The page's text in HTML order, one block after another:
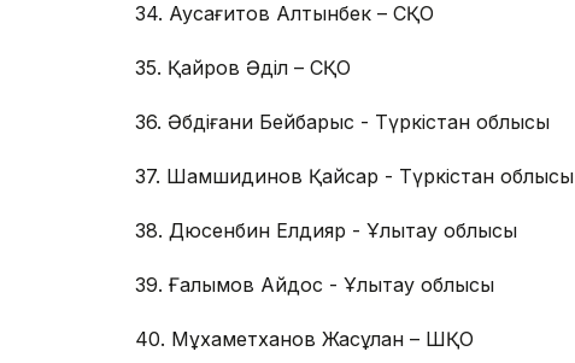
34. Аусағитов Алтынбек – СҚО
35. Қайров Әділ – СҚО
36. Әбдіғани Бейбарыс - Түркістан облысы
37. Шамшидинов Қайсар - Түркістан облысы
38. Дюсенбин Елдияр - Ұлытау облысы
39. Ғалымов Айдос - Ұлытау облысы
40. Мұхаметханов Жасұлан – ШҚО